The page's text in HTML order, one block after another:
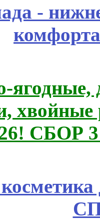
-
ягодные,
СБОР